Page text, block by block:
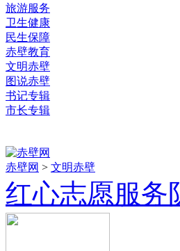
旅游服务
卫生健康
民生保障
赤壁教育
文明赤壁
图说赤壁
书记专辑
市长专辑
赤壁网 > 文明赤壁
红心志愿服务